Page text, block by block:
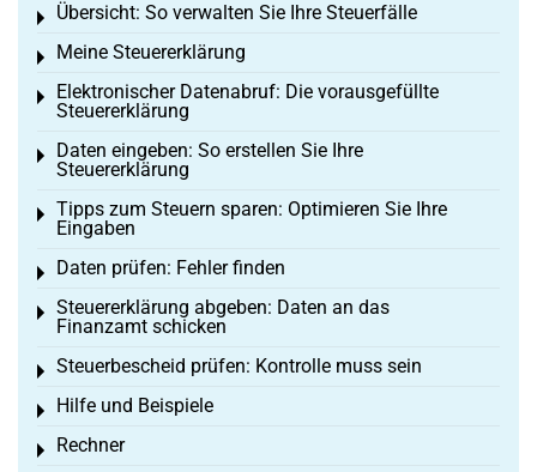
Übersicht: So verwalten Sie Ihre Steuerfälle
Toggle menu
Meine Steuererklärung
Toggle menu
Elektronischer Datenabruf: Die vorausgefüllte
Steuererklärung
Toggle menu
Daten eingeben: So erstellen Sie Ihre
Steuererklärung
Toggle menu
Tipps zum Steuern sparen: Optimieren Sie Ihre
Eingaben
Toggle menu
Daten prüfen: Fehler finden
Toggle menu
Steuererklärung abgeben: Daten an das
Finanzamt schicken
Toggle menu
Steuerbescheid prüfen: Kontrolle muss sein
Toggle menu
Hilfe und Beispiele
Toggle menu
Rechner
Toggle menu